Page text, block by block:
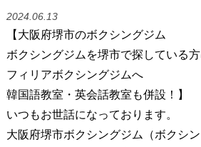
2024.06.13
【大阪府堺市のボクシングジム
ボクシングジムを堺市で探している
フィリアボクシングジムへ
韓国語教室・英会話教室も併設！】
いつもお世話になっております。
大阪府堺市ボクシングジム（ボクシ